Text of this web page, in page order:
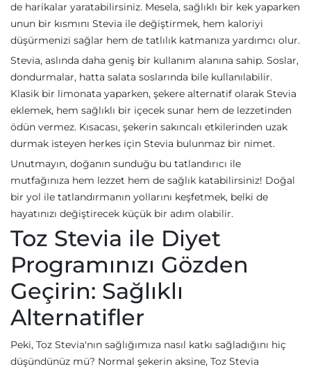
de harikalar yaratabilirsiniz. Mesela, sağlıklı bir kek yaparken
unun bir kısmını Stevia ile değiştirmek, hem kaloriyi
düşürmenizi sağlar hem de tatlılık katmanıza yardımcı olur.
Stevia, aslında daha geniş bir kullanım alanına sahip. Soslar,
dondurmalar, hatta salata soslarında bile kullanılabilir.
Klasik bir limonata yaparken, şekere alternatif olarak Stevia
eklemek, hem sağlıklı bir içecek sunar hem de lezzetinden
ödün vermez. Kısacası, şekerin sakıncalı etkilerinden uzak
durmak isteyen herkes için Stevia bulunmaz bir nimet.
Unutmayın, doğanın sunduğu bu tatlandırıcı ile
mutfağınıza hem lezzet hem de sağlık katabilirsiniz! Doğal
bir yol ile tatlandırmanın yollarını keşfetmek, belki de
hayatınızı değiştirecek küçük bir adım olabilir.
Toz Stevia ile Diyet
Programınızı Gözden
Geçirin: Sağlıklı
Alternatifler
Peki, Toz Stevia'nın sağlığımıza nasıl katkı sağladığını hiç
düşündünüz mü? Normal şekerin aksine, Toz Stevia